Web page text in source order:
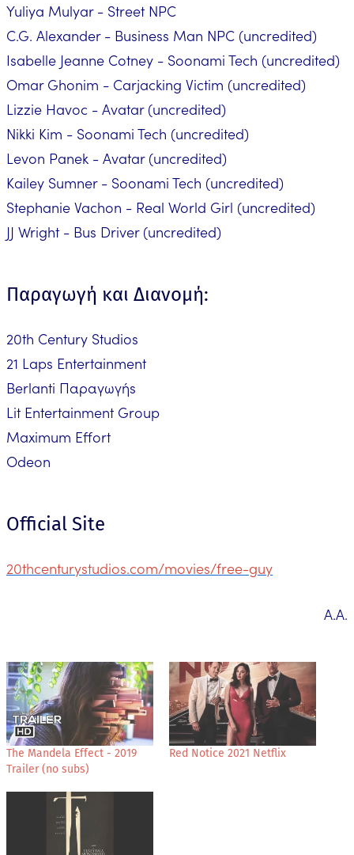
Yuliya Mulyar - Street NPC
C.G. Alexander - Business Man NPC (uncredited)
Isabelle Jeanne Cotney - Soonami Tech (uncredited)
Omar Ghonim - Carjacking Victim (uncredited)
Lizzie Havoc - Avatar (uncredited)
Nikki Kim - Soonami Tech (uncredited)
Levon Panek - Avatar (uncredited)
Kailey Sumner - Soonami Tech (uncredited)
Stephanie Vachon - Real World Girl (uncredited)
JJ Wright - Bus Driver (uncredited)
Παραγωγή και Διανομή:
20th Century Studios
21 Laps Entertainment
Berlanti Παραγωγήs
Lit Entertainment Group
Maximum Effort
Odeon
Official Site
20thcenturystudios.com/movies/free-guy
Α.Α.
The Mandela Effect - 2019
Trailer (no subs)
Red Notice 2021 Netflix